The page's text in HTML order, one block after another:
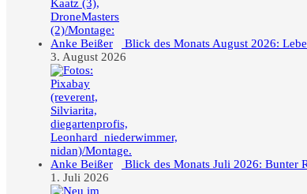
Blick des Monats August 2026:
3. August 2026
Blick des Monats Juli 2026: Bunter
1. Juli 2026